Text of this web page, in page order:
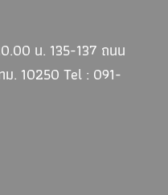
น. 135-137 ถนน
ม. 10250 Tel : 091-